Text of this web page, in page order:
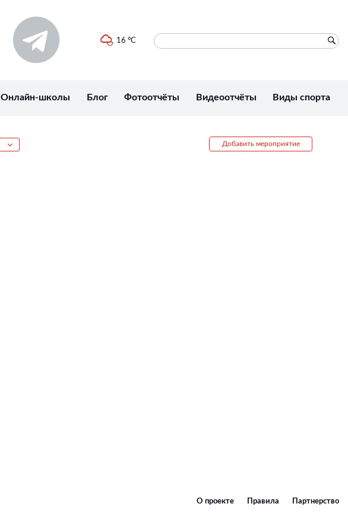
16 °C
Онлайн-школы Блог Фотоотчёты Видеоотчёты Виды спорта
Добавить мероприятие
О проекте Правила Партнерство